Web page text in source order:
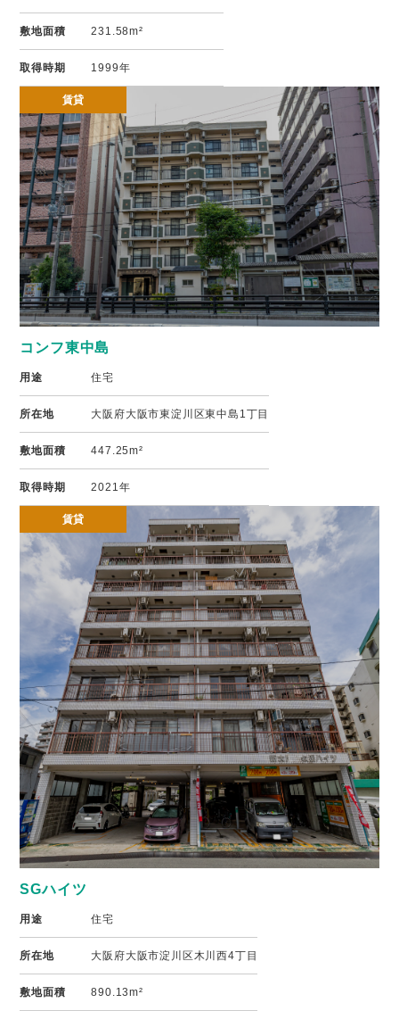
敷地面積 231.58m²
取得時期 1999年
賃貸
コンフ東中島
用途 住宅
所在地 大阪府大阪市東淀川区東中島1丁目
敷地面積 447.25m²
取得時期 2021年
賃貸
SGハイツ
用途 住宅
所在地 大阪府大阪市淀川区木川西4丁目
敷地面積 890.13m²